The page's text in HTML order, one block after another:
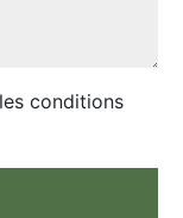
conditions